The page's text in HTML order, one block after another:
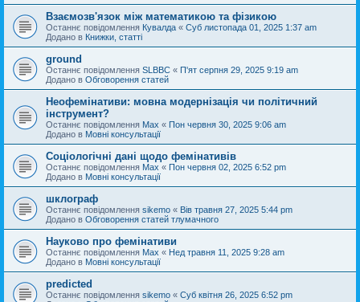
Взаємозв'язок між математикою та фізикою
Останнє повідомлення Кувалда « Суб листопада 01, 2025 1:37 am
Додано в Книжки, статті
ground
Останнє повідомлення SLBBC « П'ят серпня 29, 2025 9:19 am
Додано в Обговорення статей
Неофемінативи: мовна модернізація чи політичний
інструмент?
Останнє повідомлення Max « Пон червня 30, 2025 9:06 am
Додано в Мовні консультації
Соціологічні дані щодо фемінативів
Останнє повідомлення Max « Пон червня 02, 2025 6:52 pm
Додано в Мовні консультації
шклограф
Останнє повідомлення sikemo « Вів травня 27, 2025 5:44 pm
Додано в Обговорення статей тлумачного
Науково про фемінативи
Останнє повідомлення Max « Нед травня 11, 2025 9:28 am
Додано в Мовні консультації
predicted
Останнє повідомлення sikemo « Суб квітня 26, 2025 6:52 pm